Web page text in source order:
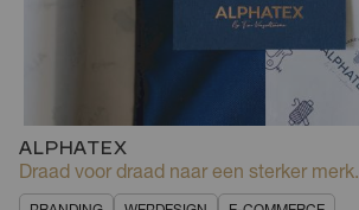
ALPHATEX
Draad voor draad naar een sterker merk.